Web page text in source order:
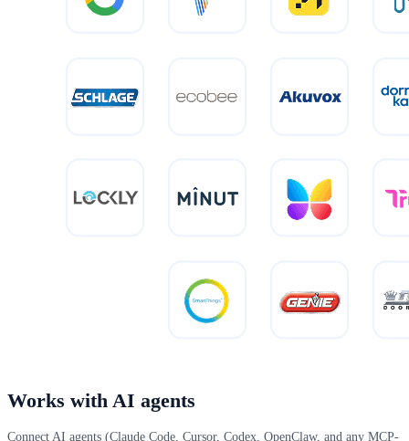
Works with AI agents
Connect AI agents (Claude Code, Cursor, Codex, OpenClaw, and any MCP-